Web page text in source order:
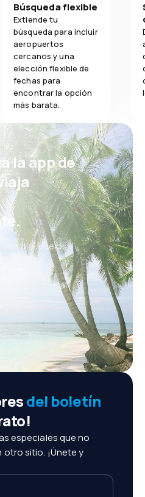
3.0
1.0
2.0
Búsqueda flexible
Extiende tu
búsqueda para incluir
aeropuertos
cercanos y una
elección flexible de
fechas para
encontrar la opción
más barata.
la app de
día: vuelos,
de reservas
siempre al
del boletín
especiales que no
sitio. ¡Únete y